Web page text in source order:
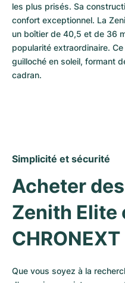
les plus prisés. Sa
confort exceptionnel. La
un boîtier de 40,5 et de 36
popularité extraordinaire.
guilloché en soleil, formant
cadran.
Simplicité et sécurité
Acheter
Zenith Elite
CHRONEXT
Que vous soyez à la